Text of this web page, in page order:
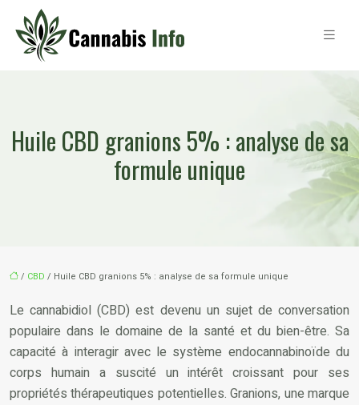
Huile CBD granions 5% : analyse de sa
formule unique
/ CBD / Huile CBD granions 5% : analyse de sa formule unique
Le cannabidiol (CBD) est devenu un sujet de conversation
populaire dans le domaine de la santé et du bien-être. Sa
capacité à interagir avec le système endocannabinoïde du
corps humain a suscité un intérêt croissant pour ses
propriétés thérapeutiques potentielles. Granions, une marque